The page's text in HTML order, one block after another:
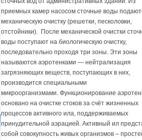
приемных камер насосом сточные воды
механическую очистку (решетки, песколовки,
отстойники). После механической очистки
воды поступают на биологическую очистку,
последовательно проходя три зоны. Эти зоны
называются аэротенками — нейтрализация
загрязняющих веществ, поступающих в них,
производится специальными
микроорганизмами. Функционирование
основано на очистке стоков за счёт жизненных
процессов активного ила, поддерживаемых
принудительной аэрацией. Активный ил
собой совокупность живых организмов –